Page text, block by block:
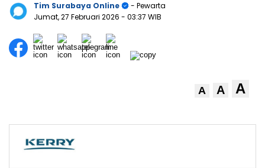
Tim Surabaya Online
- Pewarta
Jumat, 27 Februari 2026 - 03:37 WIB
A A A